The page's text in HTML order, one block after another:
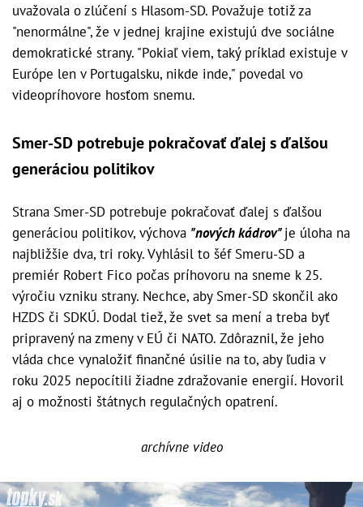
uvažovala o zlúčení s Hlasom-SD. Považuje totiž za
"nenormálne", že v jednej krajine existujú dve sociálne
demokratické strany. "Pokiaľ viem, taký príklad existuje v
Európe len v Portugalsku, nikde inde," povedal vo
videopríhovore hosťom snemu.
Smer-SD potrebuje pokračovať ďalej s ďalšou
generáciou politikov
Strana Smer-SD potrebuje pokračovať ďalej s ďalšou
generáciou politikov, výchova "nových kádrov"je úloha na
najbližšie dva, tri roky. Vyhlásil to šéf Smeru-SD a
premiér Robert Fico počas príhovoru na sneme k 25.
výročiu vzniku strany. Nechce, aby Smer-SD skončil ako
HZDS či SDKÚ. Dodal tiež, že svet sa mení a treba byť
pripravený na zmeny v EÚ či NATO. Zdôraznil, že jeho
vláda chce vynaložiť finančné úsilie na to, aby ľudia v
roku 2025 nepocítili žiadne zdražovanie energií. Hovoril
aj o možnosti štátnych regulačných opatrení.
archívne video